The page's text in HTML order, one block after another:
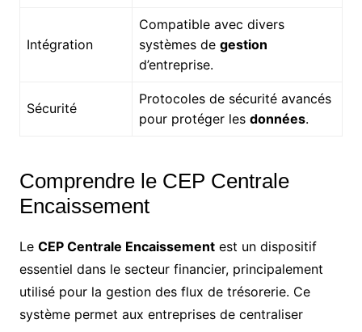
Intégration
Compatible avec divers
systèmes de gestion
d’entreprise.
Sécurité
Protocoles de sécurité avancés
pour protéger les données.
Comprendre le CEP Centrale
Encaissement
Le CEP Centrale Encaissementest un dispositif
essentiel dans le secteur financier, principalement
utilisé pour la gestion des flux de trésorerie. Ce
système permet aux entreprises de centraliser